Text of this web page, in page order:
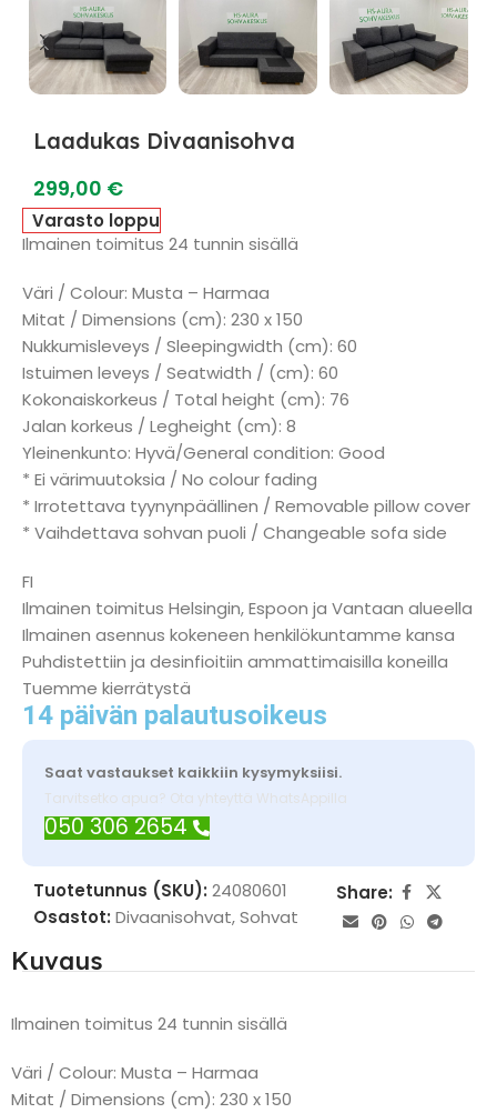
Laadukas Divaanisohva
299,00 €
Varasto loppu
Ilmainen toimitus 24 tunnin sisällä
Väri / Colour: Musta – Harmaa
Mitat / Dimensions (cm): 230 x 150
Nukkumisleveys / Sleepingwidth (cm): 60
Istuimen leveys / Seatwidth / (cm): 60
Kokonaiskorkeus / Total height (cm): 76
Jalan korkeus / Legheight (cm): 8
Yleinenkunto: Hyvä/General condition: Good
* Ei värimuutoksia / No colour fading
* Irrotettava tyynynpäällinen / Removable pillow cover
* Vaihdettava sohvan puoli / Changeable sofa side
FI
Ilmainen toimitus Helsingin, Espoon ja Vantaan alueella
Ilmainen asennus kokeneen henkilökuntamme kansa
Puhdistettiin ja desinfioitiin ammattimaisilla koneilla
Tuemme kierrätystä
14 päivän palautusoikeus
Saat vastaukset kaikkiin kysymyksiisi.
Tarvitsetko apua? Ota yhteyttä WhatsAppilla
050 306 2654
Tuotetunnus (SKU): 24080601
Osastot: Divaanisohvat,Sohvat
Share:
Kuvaus
Ilmainen toimitus 24 tunnin sisällä
Väri / Colour: Musta – Harmaa
Mitat / Dimensions (cm): 230 x 150